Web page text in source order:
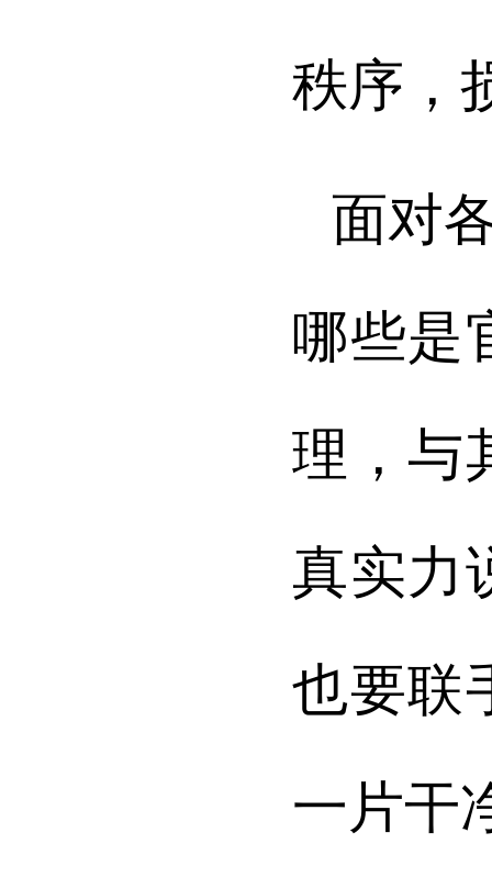
秩序，
面对
哪些是
理，与
真实力
也要联
一片干